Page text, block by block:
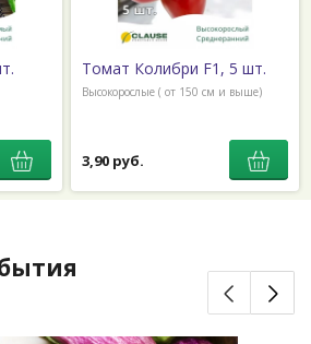
Томат Колибри F1, 5 шт.
Высокорослые ( от 150 см и выше)
3,90 руб.